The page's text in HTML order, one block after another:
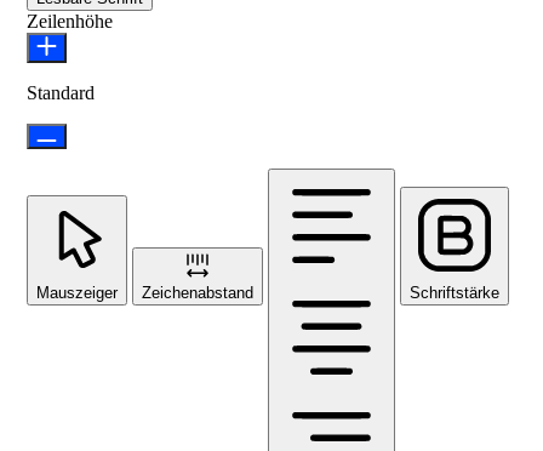
Zeilenhöhe
Standard
Mauszeiger Zeichenabstand Schriftstärke